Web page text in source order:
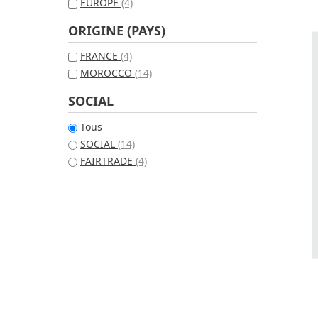
ORIGINE (PAYS)
FRANCE (4)
MOROCCO (14)
SOCIAL
Tous
SOCIAL (14)
FAIRTRADE (4)